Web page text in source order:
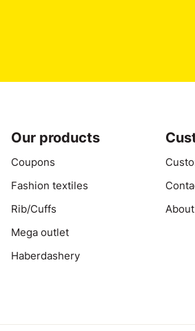
Our products
Coupons
Fashion textiles
Rib/Cuffs
Mega outlet
Haberdashery